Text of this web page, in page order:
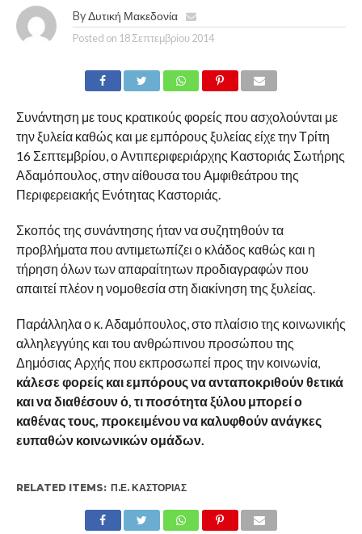
By Δυτική Μακεδονία
Posted on 18 Σεπτεμβρίου 2014
Συνάντηση με τους κρατικούς φορείς που ασχολούνται με
την ξυλεία καθώς και με εμπόρους ξυλείας είχε την Τρίτη
16 Σεπτεμβρίου, ο Αντιπεριφεριάρχης Καστοριάς Σωτήρης
Αδαμόπουλος, στην αίθουσα του Αμφιθεάτρου της
Περιφερειακής Ενότητας Καστοριάς.
Σκοπός της συνάντησης ήταν να συζητηθούν τα
προβλήματα που αντιμετωπίζει ο κλάδος καθώς και η
τήρηση όλων των απαραίτητων προδιαγραφών που
απαιτεί πλέον η νομοθεσία στη διακίνηση της ξυλείας.
Παράλληλα ο κ. Αδαμόπουλος, στο πλαίσιο της κοινωνικής
αλληλεγγύης και του ανθρώπινου προσώπου της
Δημόσιας Αρχής που εκπροσωπεί προς την κοινωνία,
κάλεσε φορείς και εμπόρους να ανταποκριθούν θετικά
και να διαθέσουν ό, τι ποσότητα ξύλου μπορεί ο
καθένας τους, προκειμένου να καλυφθούν ανάγκες
ευπαθών κοινωνικών ομάδων.
RELATED ITEMS: Π.Ε. ΚΑΣΤΟΡΙΆΣ